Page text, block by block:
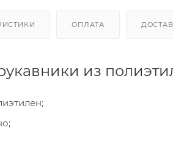
ОПЛАТА
из